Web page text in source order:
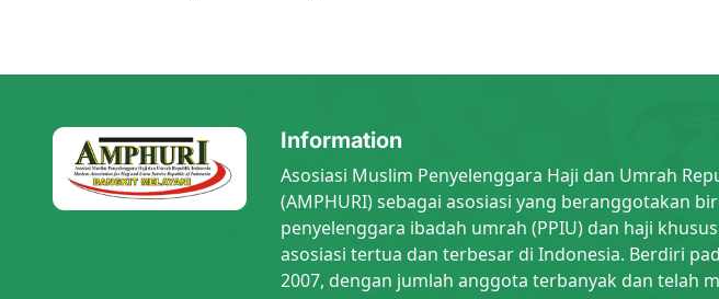
Information
Asosiasi Muslim Penyelenggara Haji dan Umrah
(AMPHURI) sebagai asosiasi yang beranggotakan
penyelenggara ibadah umrah (PPIU) dan haji
asosiasi tertua dan terbesar di Indonesia. Berdiri
2007, dengan jumlah anggota terbanyak dan telah